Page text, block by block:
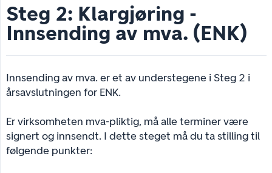
Steg 2: Klargjøring -
Innsending av mva. (ENK)
Innsending av mva. er et av understegene i Steg 2 i
årsavslutningen for ENK.
Er virksomheten mva-pliktig, må alle terminer være
signert og innsendt. I dette steget må du ta stilling til
følgende punkter: